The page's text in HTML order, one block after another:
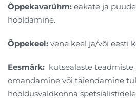
Õppekavarühm: eakate ja
hooldamine.
Õppekeel: vene keel ja/või eesti
Eesmärk: kutsealaste teadmiste
omandamine või täiendamine
hooldusvaldkonna